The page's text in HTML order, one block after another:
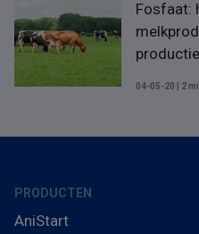
Fosfaat:
04-05-20 | 2
PRODUCTEN
AniStart